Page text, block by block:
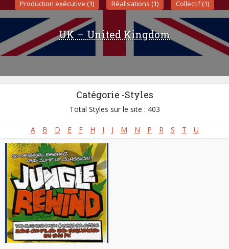
Production exécutive (1)
Réalisations (1) Collectif (1)
UK – United Kingdom
Catégorie -Styles
Total Styles sur le site : 403
A B D E F H I J M N P R S T U